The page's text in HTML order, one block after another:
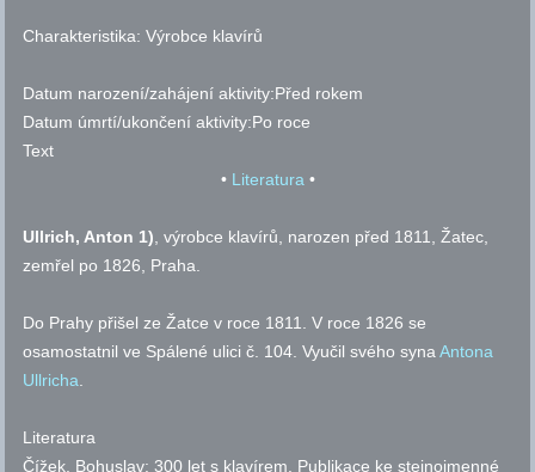
Charakteristika:Výrobce klavírů
Datum narození/zahájení aktivity:Před rokem
Datum úmrtí/ukončení aktivity:Po roce
Text
• Literatura•
Ullrich, Anton 1), výrobce klavírů, narozen před 1811, Žatec,
zemřel po 1826, Praha.
Do Prahy přišel ze Žatce v roce 1811. V roce 1826 se
osamostatnil ve Spálené ulicič. 104. Vyučil svého synaAntona
Ullricha.
Literatura
Čížek, Bohuslav: 300 let s klavírem. Publikace ke stejnojmenné